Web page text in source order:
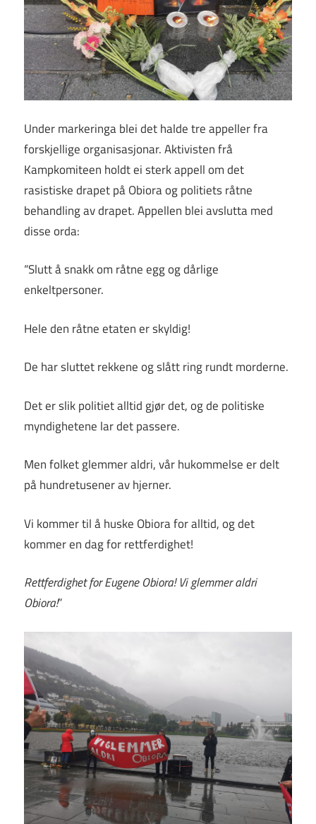
Under markeringa blei det halde tre appeller fra
forskjellige organisasjonar. Aktivisten frå
Kampkomiteen holdt ei sterk appell om det
rasistiske drapet på Obiora og politiets råtne
behandling av drapet. Appellen blei avslutta med
disse orda:
“Slutt å snakk om råtne egg og dårlige
enkeltpersoner.
Hele den råtne etaten er skyldig!
De har sluttet rekkene og slått ring rundt morderne.
Det er slik politiet alltid gjør det, og de politiske
myndighetene lar det passere.
Men folket glemmer aldri, vår hukommelse er delt
på hundretusener av hjerner.
Vi kommer til å huske Obiora for alltid, og det
kommer en dag for rettferdighet!
Rettferdighet for Eugene Obiora! Vi glemmer aldri
Obiora!”